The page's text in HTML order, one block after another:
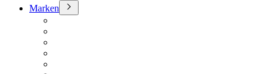
Marken